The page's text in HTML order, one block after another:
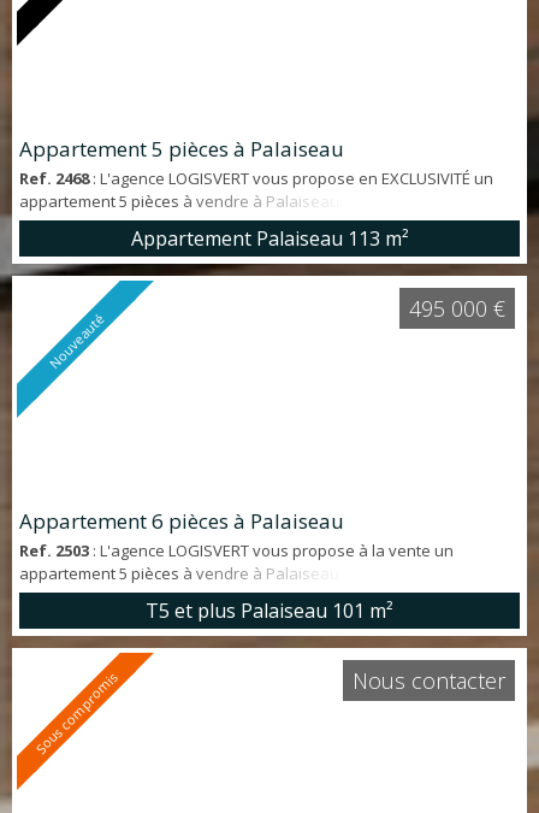
Appartement 5 pièces à Palaiseau
Ref. 2468: L'agence LOGISVERT vous propose en EXCLUSIVITÉ un
appartement 5 pièces à vendre à Palaiseau. SECTEUR RECHERCHÉ.
Situé dans un environnement CALME et VERDOYANT, TRIPLEX
comme une MAISON d'environ 113 m² offrant : SÉJOUR DOUBLE avec
poêle à bois exposé EST-OUEST, cuisine et WC indépendant à
l'étage principal. À l'étage, salle de bains avec douche à l'italienne
et baignoire et 2 chambres do...
Appartement Palaiseau 113 m²
Nouveauté
Appartement 6 pièces à Palaiseau
Ref. 2503 : L'agence LOGISVERT vous propose à la vente un
appartement 5 pièces à vendre à Palaiseau. Situé dans le quartier
CAMILLE CLAUDEL . Appartement d'environ 101 m² offrant : offrant:
entrée, séjour DOUBLE de plain pied sur TERRASSE et JARDIN,
cuisine aménagée et équipée, 4 chambres dont 1 avec salle d'eau
PRIVATIVE, salle de bains - buanderie et 2 WC. Deux PLACES DE
PARKING commandées en SOUS...
T5 et plus Palaiseau 101 m²
495 000 €
Sous compromis Nous contacter